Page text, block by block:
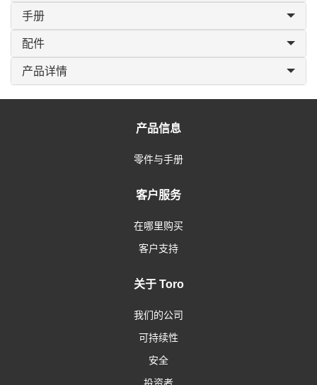
手册
配件
产品详情
产品信息
零件与手册
客户服务
在哪里购买
客户支持
关于 Toro
我们的公司
可持续性
安全